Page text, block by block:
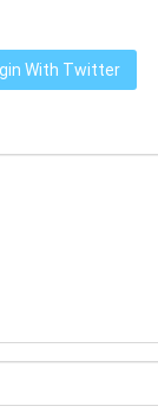
With Twitter